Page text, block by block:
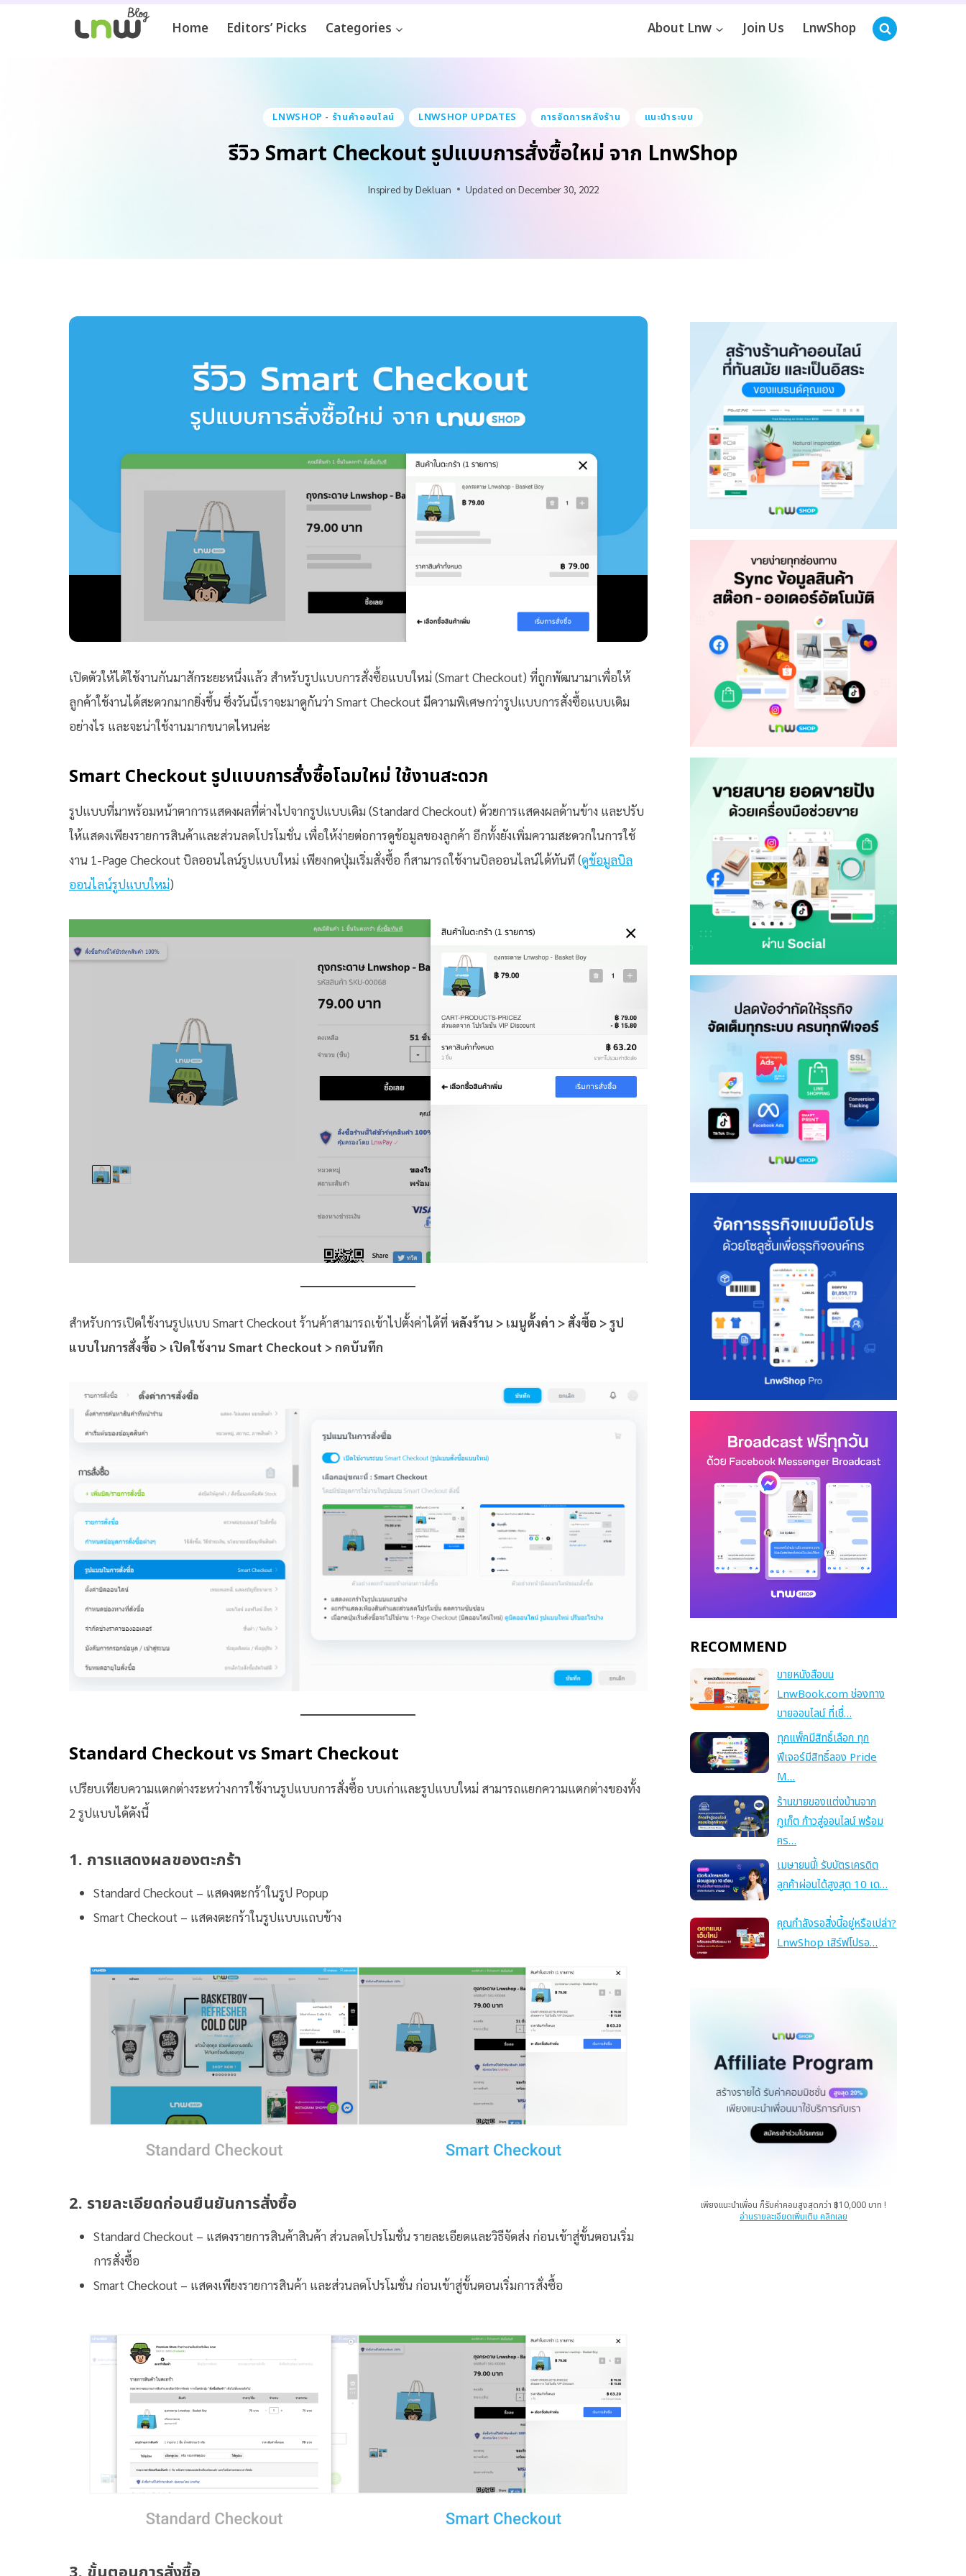
Home Editors’ Picks Categories About Lnw Join Us LnwShop
LNWSHOP - ร้านค้าออนไลน์ LNWSHOP UPDATES การจัดการหลังร้าน แนะนำระบบ
รีวิว Smart Checkout รูปแบบการสั่งซื้อใหม่ จาก LnwShop
Inspired by Dekluan Updated on December 30, 2022
เปิดตัวให้ได้ใช้งานกันมาสักระยะหนึ่งแล้ว สำหรับรูปแบบการสั่งซื้อแบบใหม่ (Smart Checkout) ที่ถูกพัฒนามาเพื่อให้
ลูกค้าใช้งานได้สะดวกมากยิ่งขึ้น ซึ่งวันนี้เราจะมาดูกันว่า Smart Checkout มีความพิเศษกว่ารูปแบบการสั่งซื้อแบบเดิม
อย่างไร และจะน่าใช้งานมากขนาดไหนค่ะ
Smart Checkout รูปแบบการสั่งซื้อโฉมใหม่ ใช้งานสะดวก
รูปแบบที่มาพร้อมหน้าตาการแสดงผลที่ต่างไปจากรูปแบบเดิม (Standard Checkout) ด้วยการแสดงผลด้านข้าง และปรับ
ให้แสดงเพียงรายการสินค้าและส่วนลดโปรโมชั่น เพื่อให้ง่ายต่อการดูข้อมูลของลูกค้า อีกทั้งยังเพิ่มความสะดวกในการใช้
งาน 1-Page Checkout บิลออนไลน์รูปแบบใหม่ เพียงกดปุ่มเริ่มสั่งซื้อ ก็สามารถใช้งานบิลออนไลน์ได้ทันที (ดูข้อมูลบิล
ออนไลน์รูปแบบใหม่)
สำหรับการเปิดใช้งานรูปแบบ Smart Checkout ร้านค้าสามารถเข้าไปตั้งค่าได้ที่ หลังร้าน > เมนูตั้งค่า > สั่งซื้อ > รูป
แบบในการสั่งซื้อ > เปิดใช้งาน Smart Checkout > กดบันทึก
Standard Checkout vs Smart Checkout
เปรียบเทียบความแตกต่างระหว่างการใช้งานรูปแบบการสั่งซื้อ บบเก่าและรูปแบบใหม่ สามารถแยกความแตกต่างของทั้ง
2 รูปแบบได้ดังนี้
1. การแสดงผลของตะกร้า
Standard Checkout – แสดงตะกร้าในรูป Popup
Smart Checkout – แสดงตะกร้าในรูปแบบแถบข้าง
2. รายละเอียดก่อนยืนยันการสั่งซื้อ
Standard Checkout – แสดงรายการสินค้าสินค้า ส่วนลดโปรโมชั่น รายละเอียดและวิธีจัดส่ง ก่อนเข้าสู่ขั้นตอนเริ่ม
การสั่งซื้อ
Smart Checkout – แสดงเพียงรายการสินค้า และส่วนลดโปรโมชั่น ก่อนเข้าสู่ขั้นตอนเริ่มการสั่งซื้อ
RECOMMEND
ขายหนังสือบน
LnwBook.com ช่องทาง
ขายออนไลน์ ที่เชื่…
ทุกแพ็คมีสิทธิ์เลือก ทุก
ฟีเจอร์มีสิทธิ์ลอง Pride
M…
ร้านขายของแต่งบ้านจาก
ภูเก็ต ก้าวสู่ออนไลน์ พร้อม
คร…
เมษายนนี้! รับบัตรเครดิต
ลูกค้าผ่อนได้สูงสุด 10 เด…
คุณกำลังรอสิ่งนี้อยู่หรือเปล่า?
LnwShop เสิร์ฟโปรอ…
เพียงแนะนำเพื่อน ก็รับค่าคอมสูงสุดกว่า ฿10,000 บาท !
อ่านรายละเอียดเพิ่มเติม คลิกเลย